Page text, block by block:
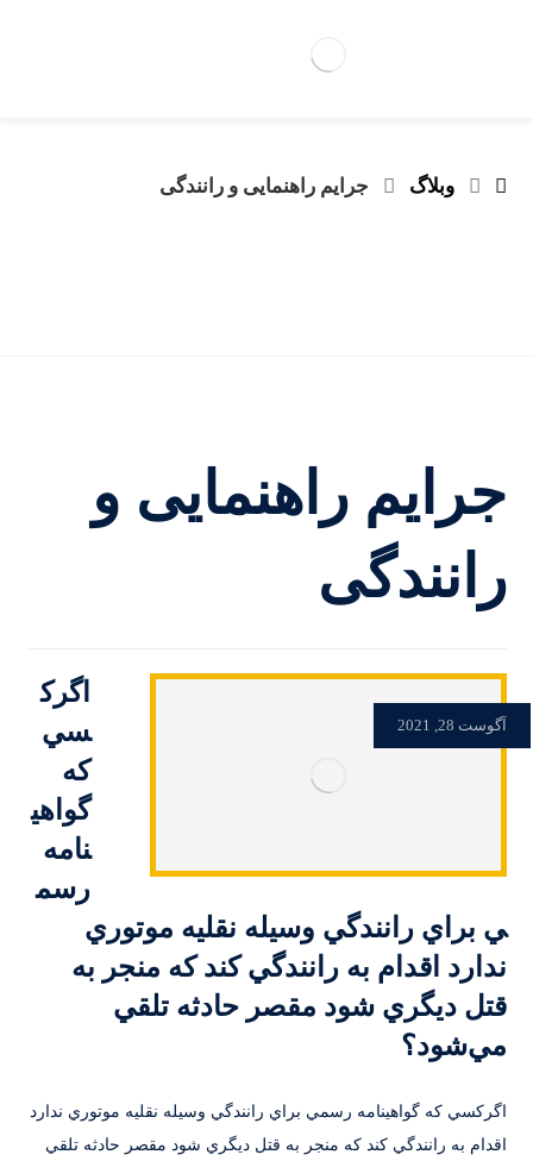
وبلاگ جرایم راهنمایی و رانندگی
جرایم راهنمایی و
رانندگی
اگرك
سي
كه
گواهي
نامه
رسم
ي براي رانندگي وسيله نقليه موتوري
ندارد اقدام به رانندگي كند كه منجر به
قتل ديگري شود مقصر حادثه تلقي
مي‌شود؟
آگوست 28, 2021
اگركسي كه گواهينامه رسمي براي رانندگي وسيله نقليه موتوري ندارد
اقدام به رانندگي كند كه منجر به قتل ديگري شود مقصر حادثه تلقي